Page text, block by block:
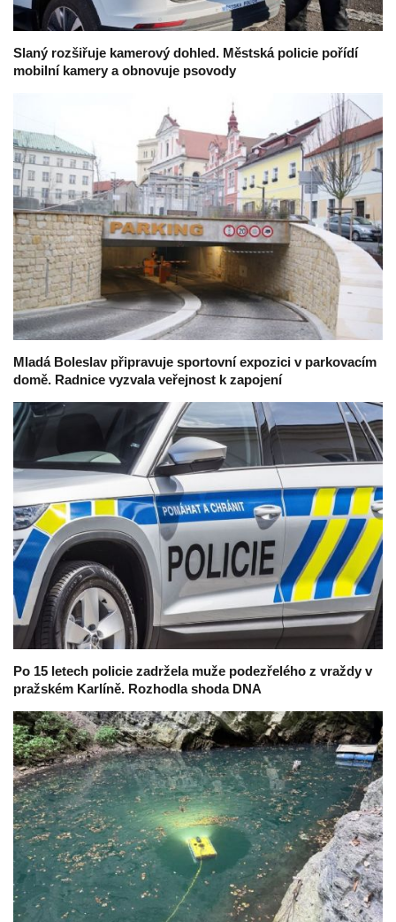
Slaný rozšiřuje kamerový dohled. Městská policie pořídí
mobilní kamery a obnovuje psovody
Mladá Boleslav připravuje sportovní expozici v parkovacím
domě. Radnice vyzvala veřejnost k zapojení
Po 15 letech policie zadržela muže podezřelého z vraždy v
pražském Karlíně. Rozhodla shoda DNA